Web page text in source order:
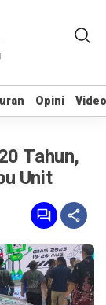
Opini Video
Opini Video
Tahun,
Unit